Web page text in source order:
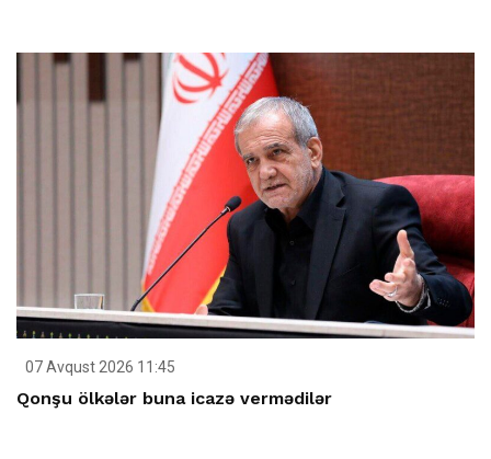
07 Avqust 2026 11:45
Qonşu ölkələr buna icazə vermədilər